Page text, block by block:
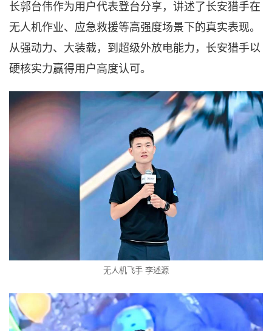
长郭台伟作为用户代表登台分享，讲述了长安猎手在
无人机作业、应急救援等高强度场景下的真实表现。
从强动力、大装载，到超级外放电能力，长安猎手以
硬核实力赢得用户高度认可。
无人机飞手 李述源